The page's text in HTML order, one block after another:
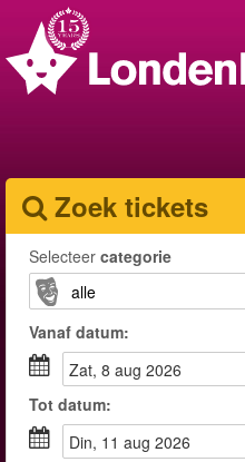
Zoek tickets
Selecteer categorie
Vanaf datum:
zat, 8 aug 2026
Tot datum:
din, 11 aug 2026